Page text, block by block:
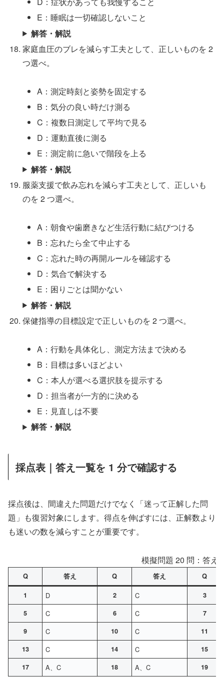
E：睡眠は一切確認しないこと
解答・解説
家庭血圧のブレを減らす工夫として、正しいものを 2
つ選べ。
A：測定時刻と姿勢を固定する
B：気分の良い時だけ測る
C：複数日測定して平均で見る
D：運動直後に測る
E：測定前に急いで階段を上る
解答・解説
服薬支援で飲み忘れを減らす工夫として、正しいも
のを 2 つ選べ。
A：朝食や歯磨きなど生活行動に結びつける
B：忘れたら全て中止する
C：忘れた時の再開ルールを確認する
D：気合で解決する
E：困りごとは聞かない
解答・解説
保健指導の目標設定で正しいものを 2 つ選べ。
A：行動を具体化し、測定方法まで決める
B：目標は多いほどよい
C：本人が選べる選択肢を提示する
D：担当者が一方的に決める
E：見直しは不要
解答・解説
採点表｜答え一覧を 1 分で確認する
採点後は、間違えた問題だけでなく「迷って正解した問
題」も復習対象にします。得点を伸ばすには、正解数より
も迷いの数を減らすことが重要です。
模擬問題 20 問：答え
Q 答え Q 答え Q
1 D 2 C
3
5
C 6 C
7
9
C 10 C
11
13
C 14 C
15
17
A、C 18 A、C 19